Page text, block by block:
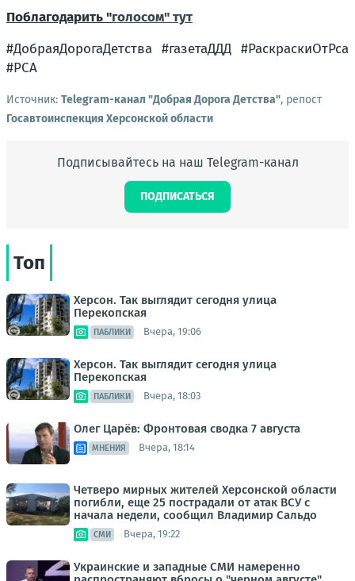
Поблагодарить "голосом" тут
#ДобраяДорогаДетства #газетаДДД #РаскраскиОтРса
#РСА
Источник: Telegram-канал "Добрая Дорога Детства", репост
Госавтоинспекция Херсонской области
Подписывайтесь на наш Telegram-канал
ПОДПИСАТЬСЯ
Топ
Херсон. Так выглядит сегодня улица
Перекопская
ПАБЛИКИ Вчера, 19:06
Херсон. Так выглядит сегодня улица
Перекопская
ПАБЛИКИ Вчера, 18:03
Олег Царёв: Фронтовая сводка 7 августа
МНЕНИЯ Вчера, 18:14
Четверо мирных жителей Херсонской области
погибли, еще 25 пострадали от атак ВСУ с
начала недели, сообщил Владимир Сальдо
СМИ Вчера, 19:22
Украинские и западные СМИ намеренно